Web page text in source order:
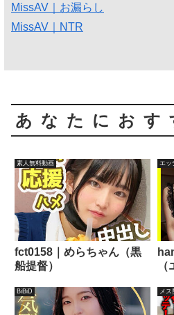
MissAV｜お漏らし
MissAV｜NTR
あなたにおす
素人無料動画
fct0158｜めらちゃん（黒
船提督）
エッ
BiBiD メ